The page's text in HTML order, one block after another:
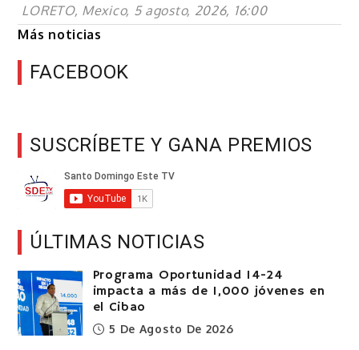
LORETO, Mexico, 5 agosto, 2026, 16:00
Más noticias
FACEBOOK
SUSCRÍBETE Y GANA PREMIOS
ÚLTIMAS NOTICIAS
Programa Oportunidad 14-24
impacta a más de 1,000 jóvenes en
el Cibao
5 De Agosto De 2026